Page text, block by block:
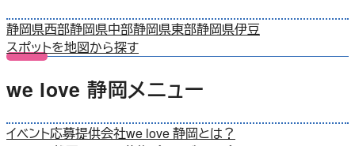
静岡県西部静岡県中部静岡県東部静岡県伊豆
スポットを地図から探す
we love 静岡メニュー
イベント応募提供会社we love 静岡とは？